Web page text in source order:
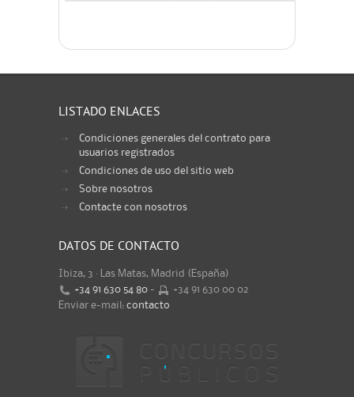
LISTADO ENLACES
Condiciones generales del contrato para
usuarios registrados
Condiciones de uso del sitio web
Sobre nosotros
Contacte con nosotros
DATOS DE CONTACTO
Ibiza, 3 · Las Matas, Madrid (España)
+34 91 630 54 80 -
+34 91 630 00 02
Enviar e-mail: contacto